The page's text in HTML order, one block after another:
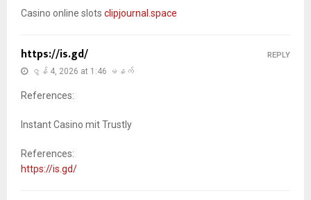
Casino online slots clipjournal.space
https://is.gd/
ဇွန် 4, 2026 at 1:46 မနက်
References:
Instant Casino mit Trustly
References:
https://is.gd/
REPLY